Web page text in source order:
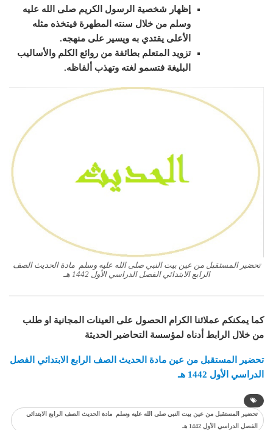
إظهار شخصية الرسول الكريم صلى الله عليه
وسلم من خلال سنته المطهرة فيتخذه مثله
الأعلى يقتدي به ويسير على منهجه.
تزويد المتعلم بطائفة من روائع الكلم والأساليب
البليغة فتسمو لغته وتهذب ألفاظه.
تحضير المستقبل من عين بيت النبي صلى الله عليه وسلم مادة الحديث الصف
الرابع الابتدائي الفصل الدراسي الأول 1442 هـ
كما يمكنكم عملائنا الكرام الحصول على العينات المجانية او طلب
من خلال الرابط أدناه لمؤسسة التحاضير الحديثة
تحضير المستقبل من عين مادة الحديث الصف الرابع الابتدائي الفصل
الدراسي الأول 1442 هـ
تحضير المستقبل من عين بيت النبي صلى الله عليه وسلم مادة الحديث الصف الرابع الابتدائي
الفصل الدراسي الأول 1442 هـ